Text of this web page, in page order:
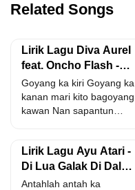
Related Songs
Lirik Lagu Diva Aurel
feat. Oncho Flash -
Dendang Minang
Timur
Goyang ka kiri Goyang ka
kanan mari kito bagoyang
kawan Nan sapantun
Lirik Lagu Ayu Atari -
Di Lua Galak Di Dalam
Manangih
Antahlah antah ka